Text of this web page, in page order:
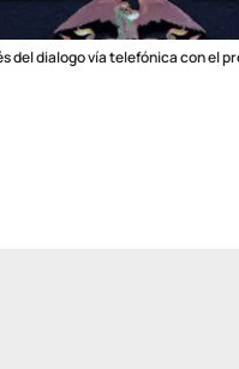
del dialogo vía telefónica con el